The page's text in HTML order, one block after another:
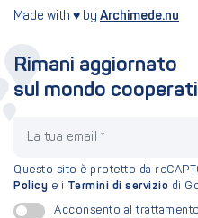
Made with ♥ by Archimede.nu
Rimani aggiornato
sul mondo
Questo sito è protetto da
Policy e i Termini di servizio di
Acconsento al